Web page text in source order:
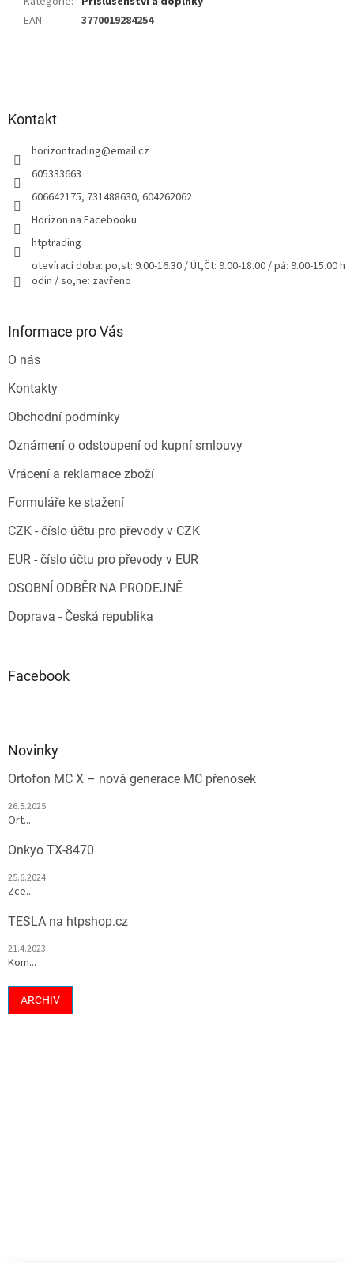
EAN: 3770019284254
Kontakt
horizontrading@email.cz
605333663
606642175, 731488630, 604262062
Horizon na Facebooku
htptrading
otevírací doba: po,st: 9.00-16.30 / Út,Čt: 9.00-18.00 / pá: 9.00-15.00 h
odin / so,ne: zavřeno
Informace pro Vás
O nás
Kontakty
Obchodní podmínky
Oznámení o odstoupení od kupní smlouvy
Vrácení a reklamace zboží
Formuláře ke stažení
CZK - číslo účtu pro převody v CZK
EUR - číslo účtu pro převody v EUR
OSOBNÍ ODBĚR NA PRODEJNĚ
Doprava - Česká republika
Facebook
Novinky
Ortofon MC X – nová generace MC přenosek
26.5.2025
Ort...
Onkyo TX-8470
25.6.2024
Zce...
TESLA na htpshop.cz
21.4.2023
Kom...
ARCHIV